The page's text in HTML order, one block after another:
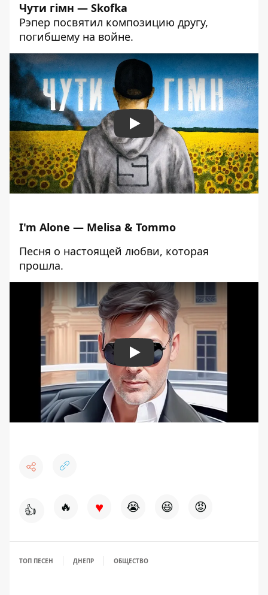
Чути гімн — Skofka
Рэпер посвятил композицию другу,
погибшему на войне.
Play
I'm Alone — Melisa & Tommo
Песня о настоящей любви, которая
прошла.
Play
👍 🔥 ♥ 😭 😆 😡
ТОП ПЕСЕН ДНЕПР ОБЩЕСТВО